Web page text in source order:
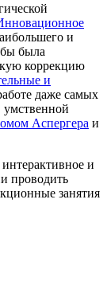
и
была
коррекцию
и
даже самых
умственной
Аспергера и
и
проводить
занятия